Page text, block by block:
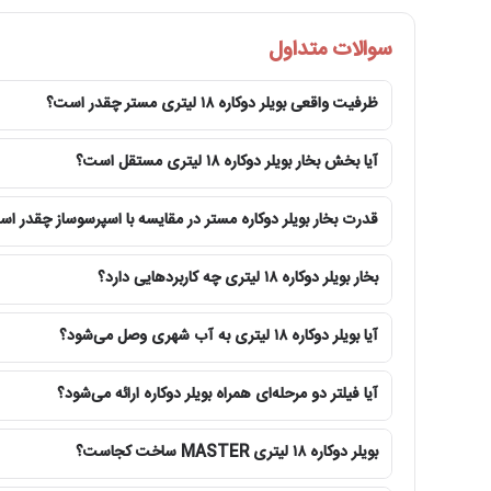
نوع عملکرد
ظرفیت مخزن
ظرفیت تولید آب جوش
ابعاد دستگاه
جنس ساختار دستگاه
آب ورودی
سیستم آب
روش گرم کردن
کشور سازنده
سوالات متداول
ظرفیت واقعی بویلر دوکاره ۱۸ لیتری مستر چقدر است؟
آیا بخش بخار بویلر دوکاره ۱۸ لیتری مستقل است؟
قدرت بخار بویلر دوکاره مستر در مقایسه با اسپرسوساز چقدر
بخار بویلر دوکاره ۱۸ لیتری چه کاربردهایی دارد؟
آیا بویلر دوکاره ۱۸ لیتری به آب شهری وصل می‌شود؟
آیا فیلتر دو مرحله‌ای همراه بویلر دوکاره ارائه می‌شود؟
بویلر دوکاره ۱۸ لیتری MASTER ساخت کجاست؟